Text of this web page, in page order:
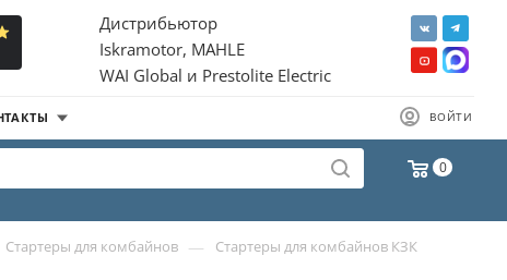
Дистрибьютор
Iskramotor, MAHLE
WAI Global и Prestolite Electric
ВОЙТИ
0
Стартеры для комбайнов — Стартеры для комбайнов КЗК